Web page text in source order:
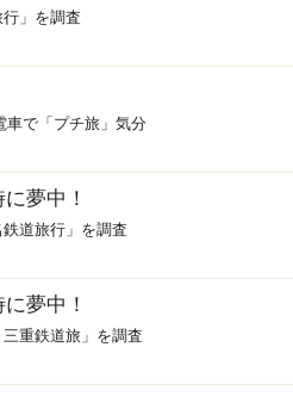
」を調査
車で「プチ旅」気分
に夢中！
道旅行」を調査
に夢中！
重鉄道旅」を調査